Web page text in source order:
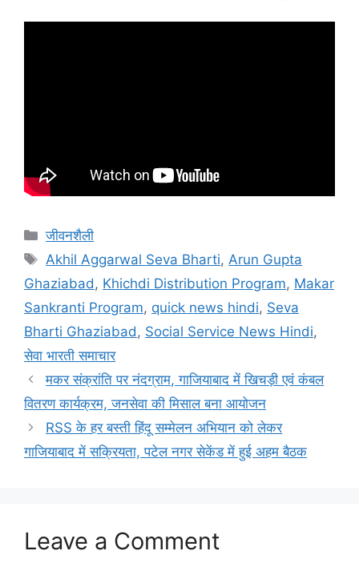
जीवनशैली
Akhil Aggarwal Seva Bharti, Arun Gupta
Ghaziabad , Khichdi Distribution Program, Makar
Sankranti Program, quick news hindi, Seva
Bharti Ghaziabad , Social Service News Hindi,
सेवा भारती समाचार
मकर संक्रांति पर नंदग्राम, गाजियाबाद में खिचड़ी एवं कंबल
वितरण कार्यक्रम, जनसेवा की मिसाल बना आयोजन
RSS के हर बस्ती हिंदू सम्मेलन अभियान को लेकर
गाजियाबाद में सक्रियता, पटेल नगर सेकेंड में हुई अहम बैठक
Leave a Comment